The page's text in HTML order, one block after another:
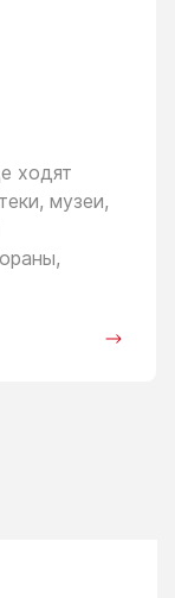
ходят
музеи,